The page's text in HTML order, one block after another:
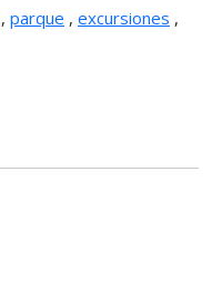
, parque , excursiones ,